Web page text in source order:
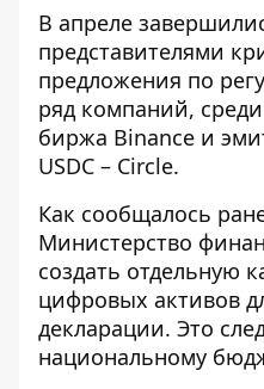
В апреле
представителями
предложения по
ряд компаний,
биржа Binance и
USDC – Circle.
Как сообщалось
Министерство
создать отдельную
цифровых активов
декларации. Это
национальному